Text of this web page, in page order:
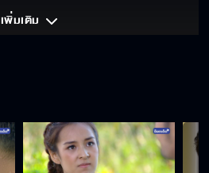
เพิ่มเติม